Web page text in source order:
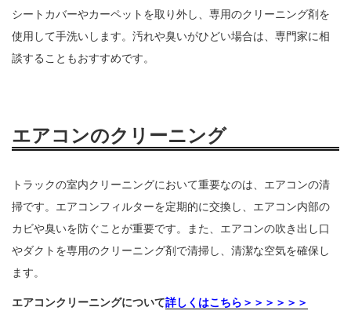
シートカバーやカーペットを取り外し、専用のクリーニング剤を
使用して手洗いします。汚れや臭いがひどい場合は、専門家に相
談することもおすすめです。
エアコンのクリーニング
トラックの室内クリーニングにおいて重要なのは、エアコンの清
掃です。エアコンフィルターを定期的に交換し、エアコン内部の
カビや臭いを防ぐことが重要です。また、エアコンの吹き出し口
やダクトを専用のクリーニング剤で清掃し、清潔な空気を確保し
ます。
エアコンクリーニングについて詳しくはこちら＞＞＞＞＞＞